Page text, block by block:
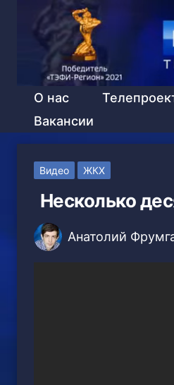
О нас
Вакансии
Видео ЖКХ
Несколько
Анатолий